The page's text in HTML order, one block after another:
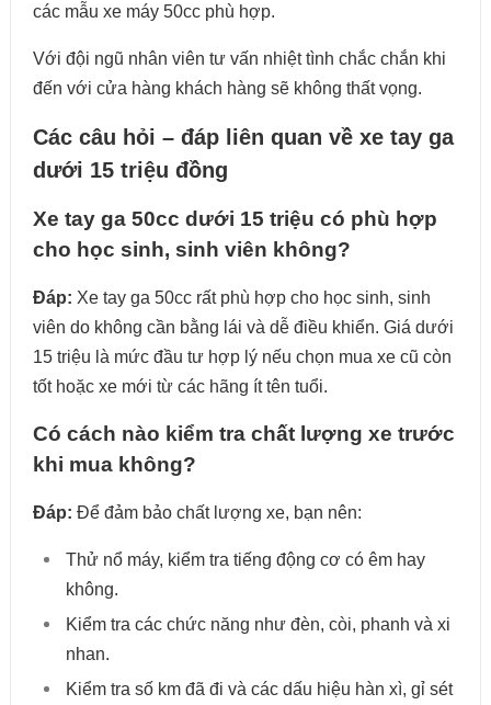
các mẫu xe máy 50cc phù hợp.
Với đội ngũ nhân viên tư vấn nhiệt tình chắc chắn khi
đến với cửa hàng khách hàng sẽ không thất vọng.
Các câu hỏi – đáp liên quan về xe tay ga
dưới 15 triệu đồng
Xe tay ga 50cc dưới 15 triệu có phù hợp
cho học sinh, sinh viên không?
Đáp: Xe tay ga 50cc rất phù hợp cho học sinh, sinh
viên do không cần bằng lái và dễ điều khiển. Giá dưới
15 triệu là mức đầu tư hợp lý nếu chọn mua xe cũ còn
tốt hoặc xe mới từ các hãng ít tên tuổi.
Có cách nào kiểm tra chất lượng xe trước
khi mua không?
Đáp: Để đảm bảo chất lượng xe, bạn nên:
Thử nổ máy, kiểm tra tiếng động cơ có êm hay
không.
Kiểm tra các chức năng như đèn, còi, phanh và xi
nhan.
Kiểm tra số km đã đi và các dấu hiệu hàn xì, gỉ sét